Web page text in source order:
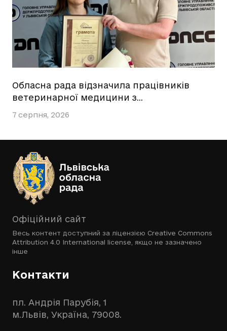
Обласна рада відзначила працівників
ветеринарної медицини з…
7 серпня, 2026
Офіційний сайт
Весь контент доступний за ліцензією Creative Commons
Attribution 4.0 International license , якщо не зазначено
інше
Контакти
пл. Андрія Парубія, 1
м.Львів, Україна, 79008.